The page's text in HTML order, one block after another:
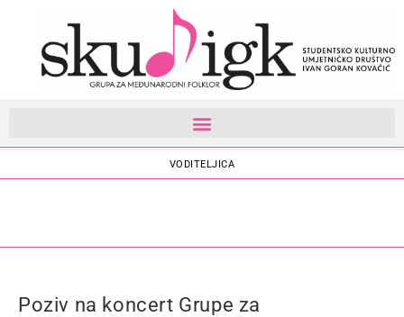
GRUPA ZA MEĐUNARODNI FOLKLOR
VODITELJICA
Poziv na koncert Grupe za